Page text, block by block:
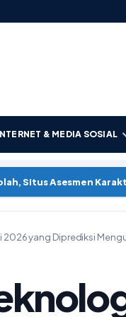
& MEDIA SOSIAL
Situs Asesmen
2026 yang Diprediksi